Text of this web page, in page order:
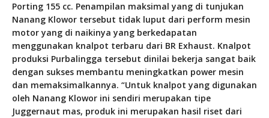
Porting 155 cc. Penampilan maksimal yang di tunjukan
Nanang Klowor tersebut tidak luput dari perform mesin
motor yang di naikinya yang berkedapatan
menggunakan knalpot terbaru dari BR Exhaust. Knalpot
produksi Purbalingga tersebut dinilai bekerja sangat baik
dengan sukses membantu meningkatkan power mesin
dan memaksimalkannya. “Untuk knalpot yang digunakan
oleh Nanang Klowor ini sendiri merupakan tipe
Juggernaut mas, produk ini merupakan hasil riset dari